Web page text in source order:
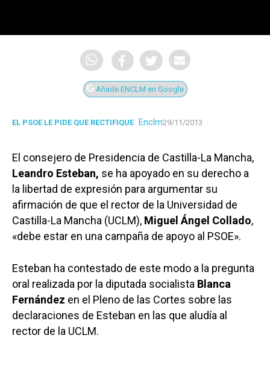
Añade ENCLM en Google
EL PSOE LE PIDE QUE RECTIFIQUE Enclm29/11/2013
El consejero de Presidencia de Castilla-La Mancha,
Leandro Esteban, se ha apoyado en su derecho a
la libertad de expresión para argumentar su
afirmación de que el rector de la Universidad de
Castilla-La Mancha (UCLM), Miguel Ángel Collado,
«debe estar en una campaña de apoyo al PSOE».
Esteban ha contestado de este modo a la pregunta
oral realizada por la diputada socialista Blanca
Fernández en el Pleno de las Cortes sobre las
declaraciones de Esteban en las que aludía al
rector de la UCLM.